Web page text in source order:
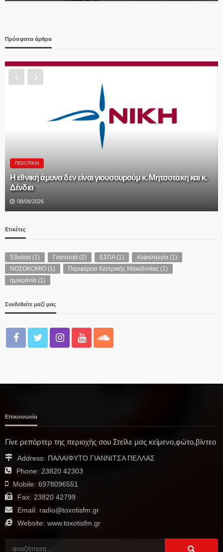
Πρόσφατα άρθρα
ΠΟΛΙΤΙΚΉ
Η εθνική άμυνα δεν είναι γιουσουρούμ κ. Μητσοτάκη και κ.
Δένδια
08/08/2026
Ετικέτες
Έδεσσα (1) Γιαννιτσά (2) ΕΣΠΑ(1) Κεφαλαλγία (1)
ΝΟΣΟΚΟΜΙΟ (1) Περιφέρεια Κεντρικής Μακεδονίας (1)
ημικρανία (1)
Συνδεθείτε μαζί μας
Επικοινωνία
Γίνε ρεπόρτερ της περιοχής σου Στείλε μας κείμενο,φώτο,βίντεο
Address: ΠΑΛΑΙΦΥΤΟ ΓΙΑΝΝΙΤΣΑ ΠΕΛΛΑΣ
Phone: 23820 42303
Mobile: 6978096551
Fax: 23820 42799
Email: radio@toxotisfm.gr
Website: www.toxotisfm.gr